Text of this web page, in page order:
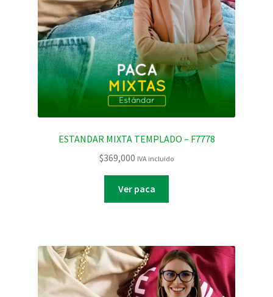
ESTANDAR MIXTA TEMPLADO – F7778
$369,000 IVA incluido
Ver paca